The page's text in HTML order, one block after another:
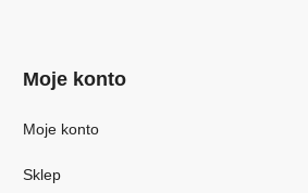
Moje konto
Moje konto
Sklep